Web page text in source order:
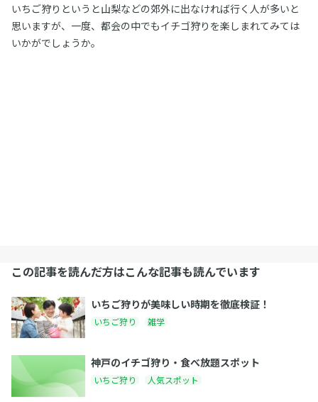
いちご狩りというと山梨などの郊外に出なければ行く人が多いと
思いますが、一度、都会の中でもイチゴ狩りを楽しまれてみては
いかがでしょうか。
この記事を読んだ方はこんな記事も読んでいます
いちご狩りが美味しい時期を徹底検証！
いちご狩り 雑学
神戸のイチゴ狩り・食べ放題スポット
いちご狩り 人気スポット